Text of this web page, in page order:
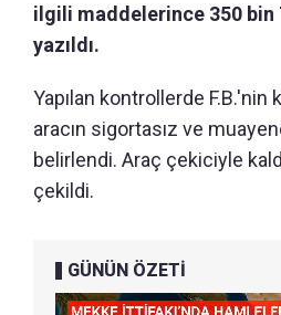
ilgili maddelerince 350 bin
yazıldı.
Yapılan kontrollerde F.B.'nin
aracın sigortasız ve
belirlendi. Araç çekiciyle
çekildi.
GÜNÜN ÖZETİ